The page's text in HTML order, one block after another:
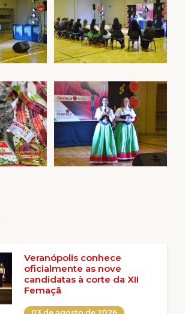
Veranópolis conhece
oficialmente as nove
candidatas à corte da XII
Femaçã